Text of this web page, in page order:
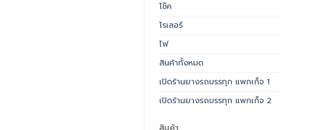
โช๊ค
โรเลอร์
ไฟ
สินค้าทั้งหมด
เปิดร้านยางรถบรรทุก แพกเก็จ 1
เปิดร้านยางรถบรรทุก แพกเก็จ 2